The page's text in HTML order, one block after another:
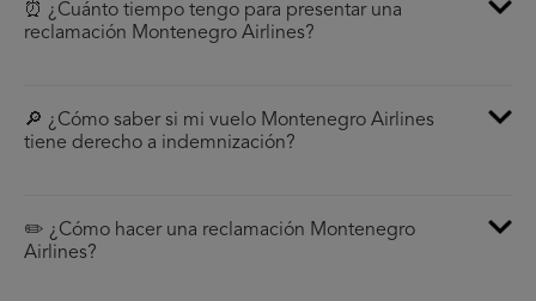
⏰ ¿Cuánto tiempo tengo para presentar una
reclamación Montenegro Airlines?
🔎 ¿Cómo saber si mi vuelo Montenegro Airlines
tiene derecho a indemnización?
✏️ ¿Cómo hacer una reclamación Montenegro
Airlines?